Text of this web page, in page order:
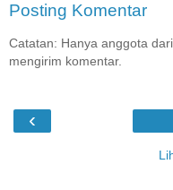
Posting Komentar
Catatan: Hanya anggota
mengirim komentar.
‹